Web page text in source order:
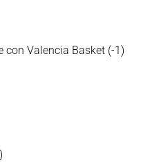
con Valencia Basket (-1)